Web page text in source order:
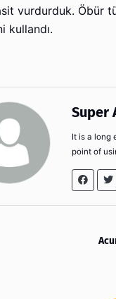
vurdurduk. Öbür
kullandı.
Super
It is a long
point of